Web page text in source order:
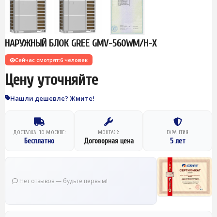
НАРУЖНЫЙ БЛОК GREE GMV-560WM/H-X
Сейчас смотрят:6 человек
Цену уточняйте
Нашли дешевле? Жмите!
ДОСТАВКА ПО МОСКВЕ:
Бесплатно
МОНТАЖ:
Договорная цена
ГАРАНТИЯ
5 лет
Нет отзывов — будьте первым!